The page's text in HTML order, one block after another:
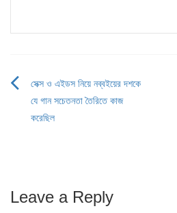
Post
navigation
সেক্স ও এইডস নিয়ে নব্বইয়ের দশকে
যে গান সচেতনতা তৈরিতে কাজ
করেছিল
Leave a Reply